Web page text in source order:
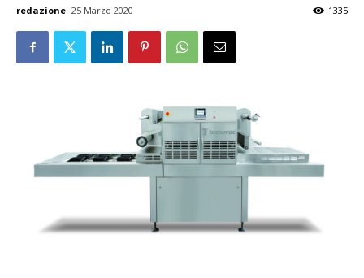
redazione 25 Marzo 2020 1335